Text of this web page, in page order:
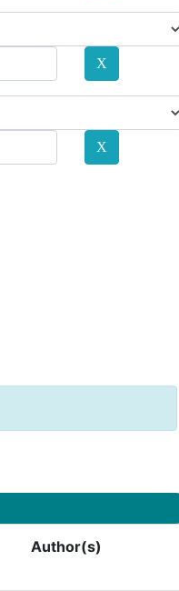
Author(s)